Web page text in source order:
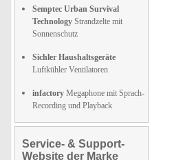
Semptec Urban Survival
Technology Strandzelte mit
Sonnenschutz
Sichler Haushaltsgeräte
Luftkühler Ventilatoren
infactory Megaphone mit Sprach-
Recording und Playback
Service- & Support-
Website der Marke